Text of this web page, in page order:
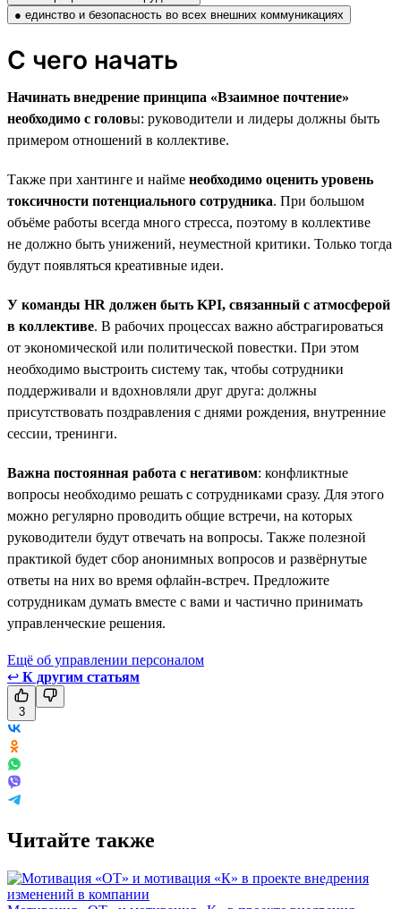
● единство и безопасность во всех внешних коммуникациях
С чего начать
Начинать внедрение принципа «Взаимное почтение»
необходимо с головы: руководители и лидеры должны быть
примером отношений в коллективе.
Также при хантинге и найме необходимо оценить уровень
токсичности потенциального сотрудника. При большом
объёме работы всегда много стресса, поэтому в коллективе
не должно быть унижений, неуместной критики. Только тогда
будут появляться креативные идеи.
У команды HR должен быть KPI, связанный с атмосферой
в коллективе. В рабочих процессах важно абстрагироваться
от экономической или политической повестки. При этом
необходимо выстроить систему так, чтобы сотрудники
поддерживали и вдохновляли друг друга: должны
присутствовать поздравления с днями рождения, внутренние
сессии, тренинги.
Важна постоянная работа с негативом: конфликтные
вопросы необходимо решать с сотрудниками сразу. Для этого
можно регулярно проводить общие встречи, на которых
руководители будут отвечать на вопросы. Также полезной
практикой будет сбор анонимных вопросов и развёрнутые
ответы на них во время офлайн-встреч. Предложите
сотрудникам думать вместе с вами и частично принимать
управленческие решения.
Ещё об управлении персоналом
↩ К другим статьям
3
Читайте также